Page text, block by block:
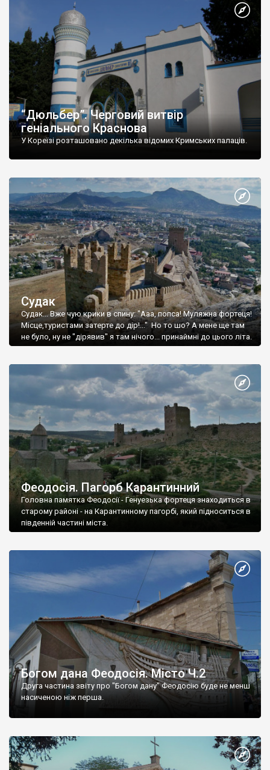
“Дюльбер”. Черговий витвір
геніального Краснова
У Кореїзі розташовано декілька відомих Кримських палаців.
Судак
Судак... Вже чую крики в спину: "Ааа, попса! Муляжна фортеця!
Місце,туристами затерте до дір!..." Но то шо? А мене ще там
не було, ну не "дірявив" я там нічого... принаймні до цього літа.
Феодосія. Пагорб Карантинний
Головна памятка Феодосії - Генуезька фортеця знаходиться в
старому районі - на Карантинному пагорбі, який підноситься в
південній частині міста.
Богом дана Феодосія. Місто Ч.2
Друга частина звіту про "Богом дану" Феодосію буде не менш
насиченою ніж перша.